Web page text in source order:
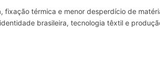
fixação térmica e menor desperdício de
brasileira, tecnologia têxtil e